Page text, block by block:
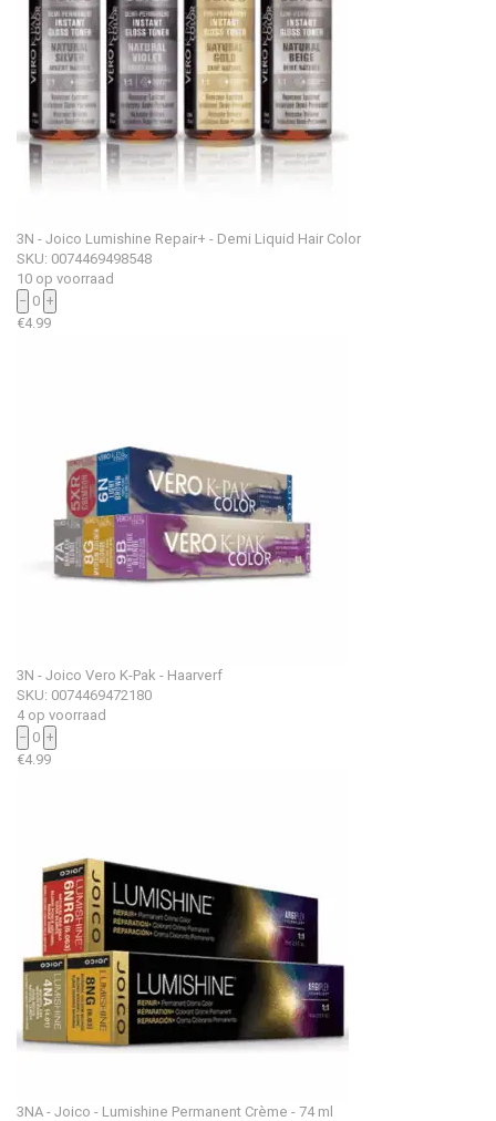
3N - Joico Lumishine Repair+ - Demi Liquid Hair Color
SKU: 0074469498548
10 op voorraad
− 0 +
€4.99
3N - Joico Vero K-Pak - Haarverf
SKU: 0074469472180
4 op voorraad
− 0 +
€4.99
3NA - Joico - Lumishine Permanent Crème - 74 ml